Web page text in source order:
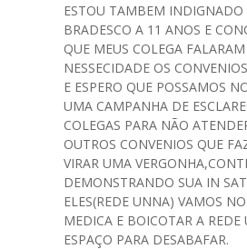
ESTOU TAMBEM INDIGNADO
BRADESCO A 11 ANOS E
QUE MEUS COLEGA
NESSECIDADE OS
E ESPERO QUE POSSAMOS
UMA CAMPANHA DE
COLEGAS PARA NÃO
OUTROS CONVENIOS QUE
VIRAR UMA
DEMONSTRANDO SUA IN
ELES(REDE UNNA) VAMOS
MEDICA E BOICOTAR A
ESPAÇO PARA DESABAFAR.